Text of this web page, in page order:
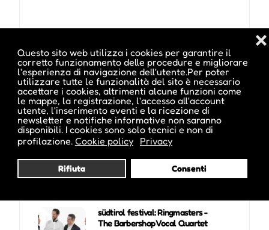
Questo sito web utilizza i cookies per garantire il
corretto funzionamento delle procedure e migliorare
l'esperienza di navigazione dell'utente.Per poter
utilizzare tutte le funzionalità del sito è necessario
accettare i cookies, altrimenti alcune funzioni come
le mappe, la registrazione, l'accesso all'account
utente, l'inserimento eventi e la ricezione di
newsletter e notifiche informative non saranno
disponibili. I cookies sono solo tecnici e non di
profilazione. Cookie policy Privacy
Rifiuta Consenti
❌
Potrebbe interessarti anche :
Midsummer Night 2026:
Mengoni Mania
Piazza Terme, Merano, BZ
südtirol festival: Ringmasters -
The Barbershop Vocal Quartet